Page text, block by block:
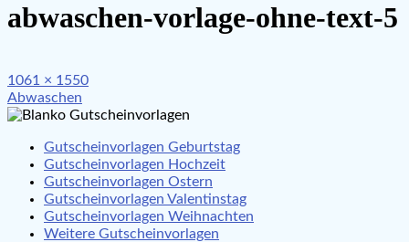
abwaschen-vorlage-ohne-text-5
Full
size
1061 × 1550
Beitragsnavigation
Abwaschen
Gutscheinvorlagen Geburtstag
Gutscheinvorlagen Hochzeit
Gutscheinvorlagen Ostern
Gutscheinvorlagen Valentinstag
Gutscheinvorlagen Weihnachten
Weitere Gutscheinvorlagen